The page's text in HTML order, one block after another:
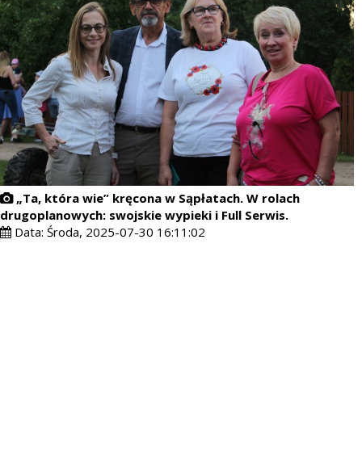
„Ta, która wie” kręcona w Sąpłatach. W rolach
drugoplanowych: swojskie wypieki i Full Serwis.
Data: Środa, 2025-07-30 16:11:02